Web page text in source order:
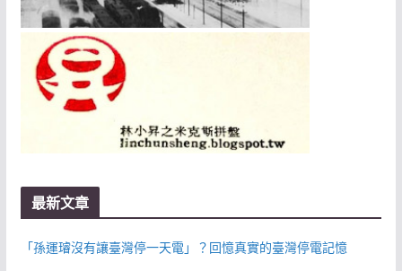
最新文章
「孫運璿沒有讓臺灣停一天電」？回憶真實的臺灣停電記憶